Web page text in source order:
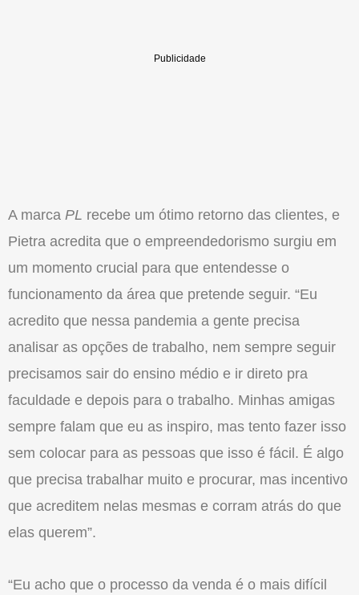
A marca PL recebe um ótimo retorno das clientes, e
Pietra acredita que o empreendedorismo surgiu em
um momento crucial para que entendesse o
funcionamento da área que pretende seguir. “Eu
acredito que nessa pandemia a gente precisa
analisar as opções de trabalho, nem sempre seguir
precisamos sair do ensino médio e ir direto pra
faculdade e depois para o trabalho. Minhas amigas
sempre falam que eu as inspiro, mas tento fazer isso
sem colocar para as pessoas que isso é fácil. É algo
que precisa trabalhar muito e procurar, mas incentivo
que acreditem nelas mesmas e corram atrás do que
elas querem”.
“Eu acho que o processo da venda é o mais difícil